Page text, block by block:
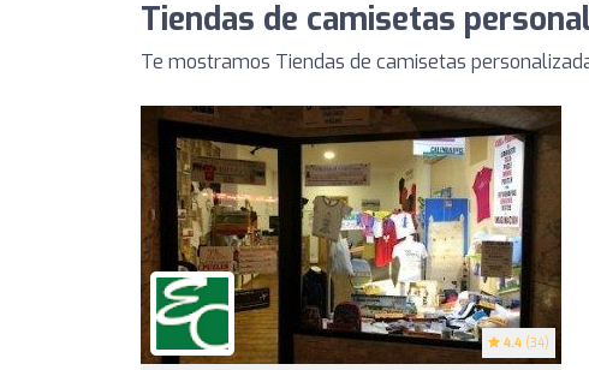
Tiendas de camisetas
Te mostramos Tiendas de camisetas
4.4 (34)